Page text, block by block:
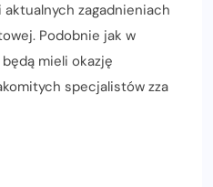
zagadnieniach
Podobnie jak w
będą mieli okazję
specjalistów zza